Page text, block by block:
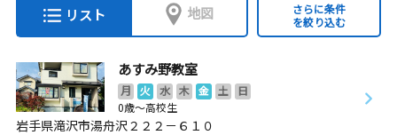
リスト 地図
さらに条件
を絞り込む
あすみ野教室
月 火 水 木 金 土
日
0歳～高校生
岩手県滝沢市湯舟沢２２２－６１０